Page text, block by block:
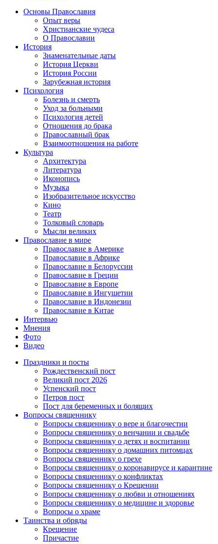
Основы Православия
Опыт веры
Христианские чудеса
О Православии
История
Знаменательные даты
История Церкви
История России
Зарубежная история
Психология
Болезнь и смерть
Уход за больными
Психология детей
Отношения до брака
Православный брак
Взаимоотношения на работе
Культура
Архитектура
Литература
Иконопись
Музыка
Изобразительное искусство
Кино
Театр
Толковый словарь
Мысли великих
Православие в мире
Православие в Америке
Православие в Африке
Православие в Белоруссии
Православие в Греции
Православие в Европе
Православие в Ингушетии
Православие в Индонезии
Православие в Китае
Интервью
Мнения
Фото
Видео
Праздники и посты
Рождественский пост
Великий пост 2026
Успенский пост
Петров пост
Пост для беременных и болящих
Вопросы священнику
Вопросы священнику о вере и благочестии
Вопросы священнику о венчании и свадьбе
Вопросы священнику о детях и воспитании
Вопросы священнику о домашних питомцах
Вопросы священнику о грехе
Вопросы священнику о коронавирусе и карантине
Вопросы священнику о конфликтах
Вопросы священнику о Крещении
Вопросы священнику о любви и отношениях
Вопросы священнику о медицине и здоровье
Вопросы о храме
Таинства и обряды
Крещение
Причастие